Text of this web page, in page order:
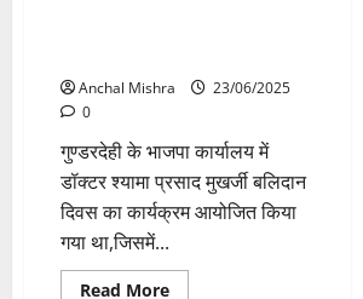
Anchal Mishra
23/06/2025
0
गुण्डरदेही के भाजपा कार्यालय में
डॉक्टर श्यामा प्रसाद मुखर्जी बलिदान
दिवस का कार्यक्रम आयोजित किया
गया था,जिसमें...
Read MoreRead